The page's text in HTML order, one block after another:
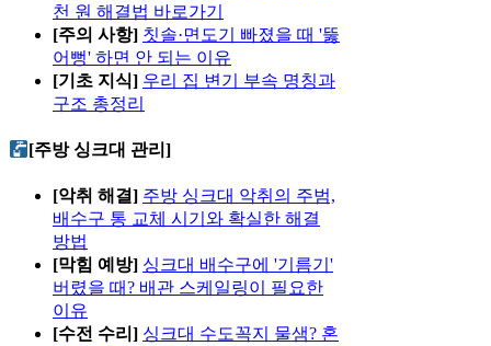
천 원 해결법 바로가기
[주의 사항] 칫솔·면도기 빠졌을 때 '뚫
어뻥' 하면 안 되는 이유
[기초 지식] 우리 집 변기 부속 명칭과
구조 총정리
[주방 싱크대 관리]
[악취 해결] 주방 싱크대 악취의 주범,
배수구 통 교체 시기와 확실한 해결
방법
[막힘 예방] 싱크대 배수구에 '기름기'
버렸을 때? 배관 스케일링이 필요한
이유
[수전 수리] 싱크대 수도꼭지 물샘? 혼